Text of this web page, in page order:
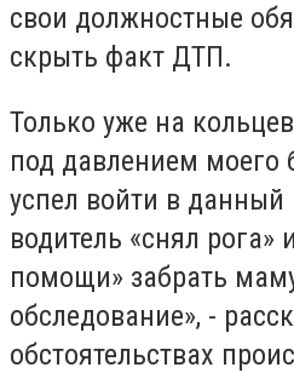
свои должностные
скрыть факт ДТП.
Только уже на
под давлением моего
успел войти в данный
водитель «снял рога»
помощи» забрать
обследование», -
обстоятельствах